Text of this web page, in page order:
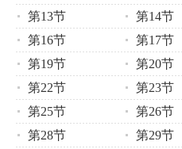
第13节
第14节
第16节
第17节
第19节
第20节
第22节
第23节
第25节
第26节
第28节
第29节